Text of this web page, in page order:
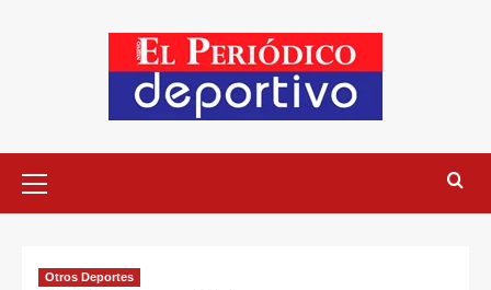
Otros Deportes